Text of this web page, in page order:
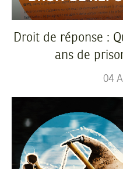
Droit de réponse :
ans de
04